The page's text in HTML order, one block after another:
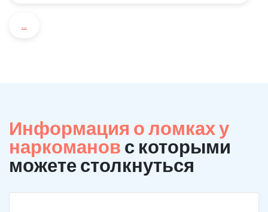
...
Информация о ломках у
наркоманов с которыми
можете столкнуться